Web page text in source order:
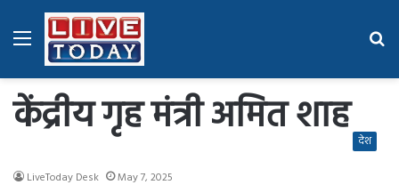
Menu
केंद्रीय गृह मंत्री अमित शाह देश
LiveToday Desk May 7, 2025